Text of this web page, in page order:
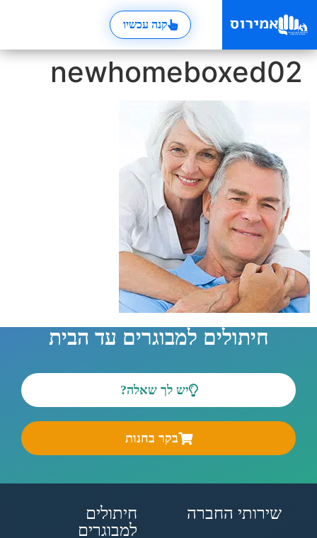
קנה עכשיו
newhomeboxed02
חיתולים למבוגרים עד הבית
יש לך שאלה?
בקר בחנות
שירותי החברה
חיתולים
למבוגרים